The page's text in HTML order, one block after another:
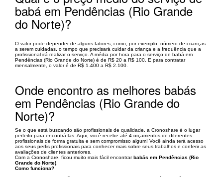
babá em Pendências (Rio Grande
do Norte)?
O valor pode depender de alguns fatores, como, por exemplo: número de crianças
a serem cuidadas, o tempo que precisará cuidar da criança e a frequência que a
profissional irá realizar o serviço. A média por hora para o serviço de babá em
Pendências (Rio Grande do Norte) é de R$ 20 a R$ 100. E para contratar
mensalmente, o valor é de R$ 1.400 a R$ 2.100.
Onde encontro as melhores babás
em Pendências (Rio Grande do
Norte)?
Se o que está buscando são profissionais de qualidade, a Cronoshare é o lugar
perfeito para encontrá-las. Aqui, você recebe até 4 orçamentos de diferentes
profissionais de forma gratuita e sem compromisso algum! Você ainda terá acesso
aos seus perfis profissionais para conhecer mais sobre seus trabalhos e conferir as
avaliações de clientes anteriores.
Com a Cronoshare, ficou muito mais fácil encontrarbabás em Pendências (Rio
Grande do Norte)
Como funciona?